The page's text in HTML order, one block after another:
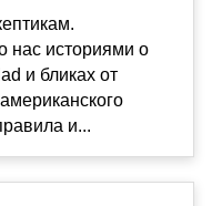
нас историями о
и бликах от
и...